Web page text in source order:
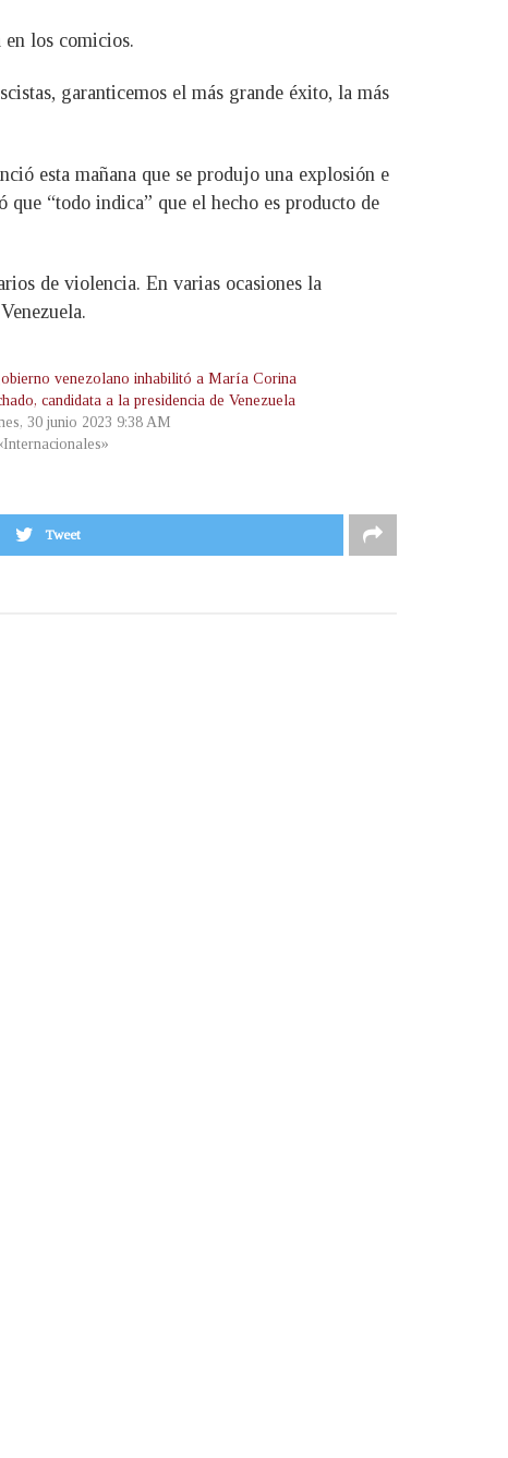
en los comicios.
garanticemos el más grande éxito, la más
esta mañana que se produjo una explosión e
que “todo indica” que el hecho es producto de
de violencia. En varias ocasiones la
venezolano inhabilitó a María Corina
candidata a la presidencia de Venezuela
30 junio 2023 9:38 AM
Tweet